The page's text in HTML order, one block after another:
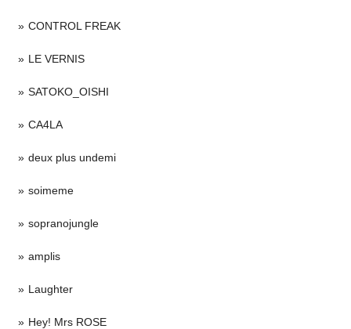
CONTROL FREAK
LE VERNIS
SATOKO_OISHI
CA4LA
deux plus undemi
soimeme
sopranojungle
amplis
Laughter
Hey! Mrs ROSE